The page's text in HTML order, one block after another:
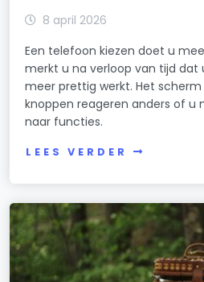
8 april 2026
Een telefoon kiezen doet u
merkt u na verloop van tijd dat
meer prettig werkt. Het scherm
knoppen reageren anders of u
naar functies.
LEES VERDER